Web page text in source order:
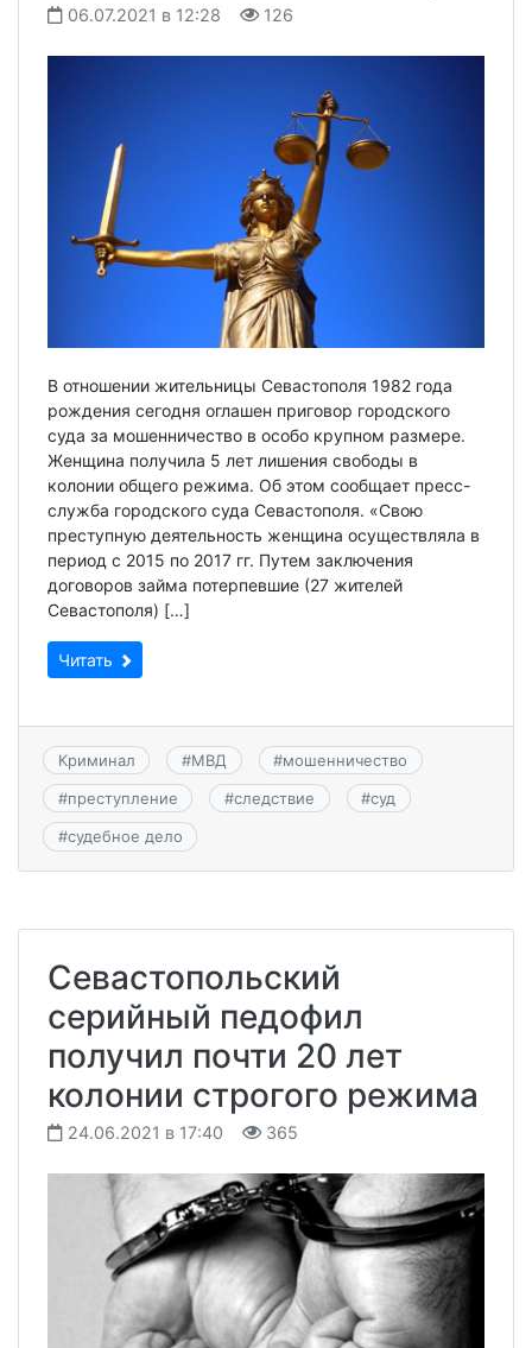
06.07.2021 в 12:28 126
В отношении жительницы Севастополя 1982 года
рождения сегодня оглашен приговор городского
суда за мошенничество в особо крупном размере.
Женщина получила 5 лет лишения свободы в
колонии общего режима. Об этом сообщает пресс-
служба городского суда Севастополя. «Свою
преступную деятельность женщина осуществляла в
период с 2015 по 2017 гг. Путем заключения
договоров займа потерпевшие (27 жителей
Севастополя) […]
Читать
Криминал #МВД #мошенничество
#преступление #следствие #суд
#судебное дело
Севастопольский
серийный педофил
получил почти 20 лет
колонии строгого режима
24.06.2021 в 17:40 365